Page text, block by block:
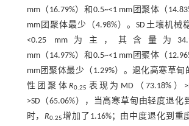
mm（16.79%）和0.5~<1 mm团聚体（
mm团聚体最少（4.98%）。SD土壤机械
<0.25 mm为主，其含量为
mm（14.97%）和0.5~<1 mm团聚体（
mm团聚体最少（1.29%）。退化高寒草甸
性团聚体R0.25 表现为MD（73.18%）
>SD（65.06%），当高寒草甸由轻度退化
时，R0.25增加了1.16%；由中度退化到重